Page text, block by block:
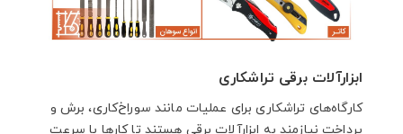
ابزارآلات برقی تراشکاری
کارگاه‌های تراشکاری برای عملیات مانند سوراخ‌کاری، برش و
پرداخت نیازمند به ابزارآلات برقی هستند تا کارها با سرعت